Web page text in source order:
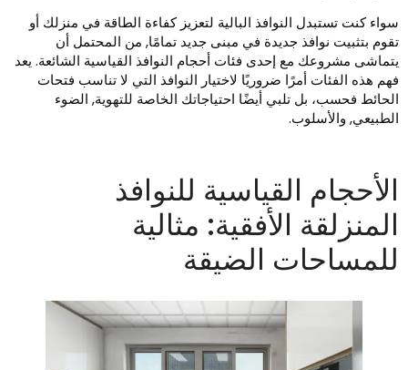
كنت تستبدل النوافذ البالية لتعزيز كفاءة الطاقة في منزلك أو
بتثبيت نوافذ جديدة في مبنى جديد تمامًا, من المحتمل أن
مشروعك مع إحدى فئات أحجام النوافذ القياسية الشائعة. يعد
هذه الفئات أمرًا ضروريًا لاختيار النوافذ التي لا تناسب فتحات
فحسب، بل تلبي أيضًا احتياجاتك الخاصة للتهوية, الضوء
والأسلوب.
القياسية للنوافذ
الأفقية: مثالية
الضيقة